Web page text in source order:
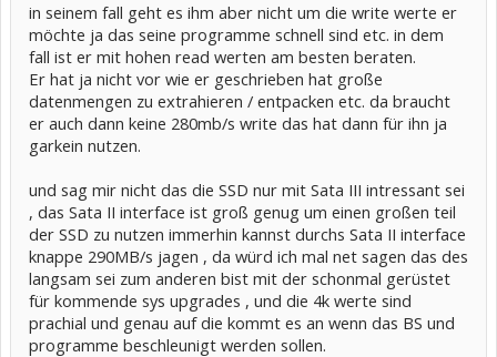
in seinem fall geht es ihm aber nicht um die write werte er
möchte ja das seine programme schnell sind etc. in dem
fall ist er mit hohen read werten am besten beraten.
Er hat ja nicht vor wie er geschrieben hat große
datenmengen zu extrahieren / entpacken etc. da braucht
er auch dann keine 280mb/s write das hat dann für ihn ja
garkein nutzen.
und sag mir nicht das die SSD nur mit Sata III intressant sei
, das Sata II interface ist groß genug um einen großen teil
der SSD zu nutzen immerhin kannst durchs Sata II interface
knappe 290MB/s jagen , da würd ich mal net sagen das des
langsam sei zum anderen bist mit der schonmal gerüstet
für kommende sys upgrades , und die 4k werte sind
prachial und genau auf die kommt es an wenn das BS und
programme beschleunigt werden sollen.